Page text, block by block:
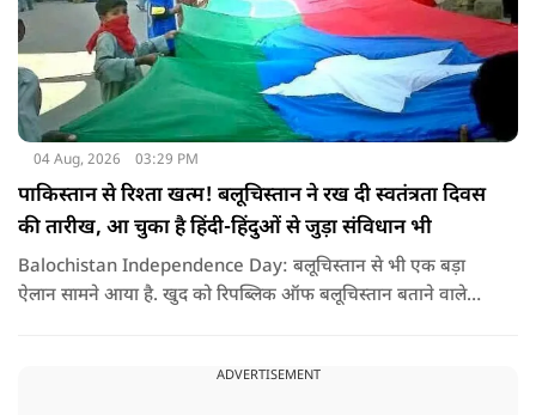
04 Aug, 2026 03:29 PM
पाकिस्तान से रिश्ता खत्म! बलूचिस्तान ने रख दी स्वतंत्रता दिवस
की तारीख, आ चुका है हिंदी-हिंदुओं से जुड़ा संविधान भी
Balochistan Independence Day: बलूचिस्तान से भी एक बड़ा
ऐलान सामने आया है. खुद को रिपब्लिक ऑफ बलूचिस्तान बताने वाले
ADVERTISEMENT